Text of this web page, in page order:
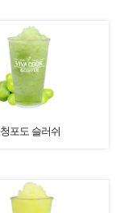
청포도 슬러쉬